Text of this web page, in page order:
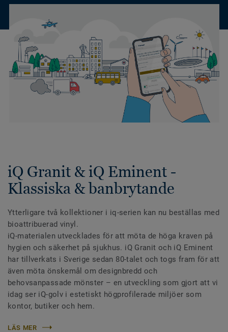
iQ Granit & iQ Eminent -
Klassiska & banbrytande
Ytterligare två kollektioner i iq-serien kan nu beställas med
bioattribuerad vinyl.
iQ-materialen utvecklades för att möta de höga kraven på
hygien och säkerhet på sjukhus. iQ Granit och iQ Eminent
har tillverkats i Sverige sedan 80-talet och togs fram för att
även möta önskemål om designbredd och
behovsanpassade mönster – en utveckling som gjort att vi
idag ser iQ-golv i estetiskt högprofilerade miljöer som
kontor, butiker och hem.
LÄS MER